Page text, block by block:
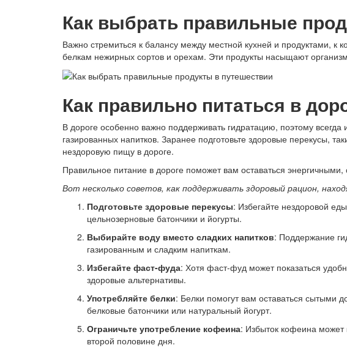
Как выбрать правильные
Важно стремиться к балансу между местной кухней и продуктами,
белкам нежирных сортов и орехам. Эти продукты насыщают
Как правильно питаться в
В дороге особенно важно поддерживать гидратацию, поэтому
газированных напитков. Заранее подготовьте здоровые перекусы,
нездоровую пищу в дороге.
Правильное питание в дороге поможет вам оставаться
Вот несколько советов, как поддерживать здоровый рацион,
Подготовьте здоровые перекусы: Избегайте нездоровой
цельнозерновые батончики и йогурты.
Выбирайте воду вместо сладких напитков: Поддержание
газированным и сладким напиткам.
Избегайте фаст-фуда: Хотя фаст-фуд может показаться
здоровые альтернативы.
Употребляйте белки: Белки помогут вам оставаться сытыми
белковые батончики или натуральный йогурт.
Ограничьте употребление кофеина: Избыток кофеина может
второй половине дня.